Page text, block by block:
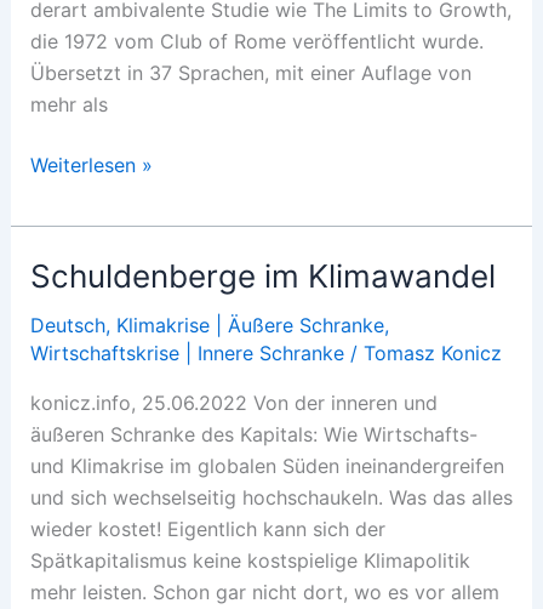
derart ambivalente Studie wie The Limits to Growth,
die 1972 vom Club of Rome veröffentlicht wurde.
Übersetzt in 37 Sprachen, mit einer Auflage von
mehr als
Am
Weiterlesen »
Schuldenberge im Klimawandel
Deutsch, Klimakrise | Äußere Schranke,
Wirtschaftskrise | Innere Schranke/ Tomasz Konicz
konicz.info, 25.06.2022 Von der inneren und
äußeren Schranke des Kapitals: Wie Wirtschafts-
und Klimakrise im globalen Süden ineinandergreifen
und sich wechselseitig hochschaukeln. Was das alles
wieder kostet! Eigentlich kann sich der
Spätkapitalismus keine kostspielige Klimapolitik
mehr leisten. Schon gar nicht dort, wo es vor allem